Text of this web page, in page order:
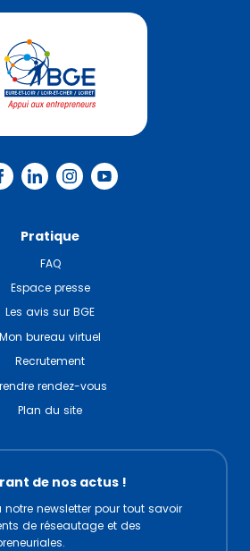
Pratique
FAQ
Espace presse
Les avis sur BGE
Mon bureau virtuel
Recrutement
rendez-vous
Plan du site
de nos actus !
newsletter pour tout savoir
de réseautage et des